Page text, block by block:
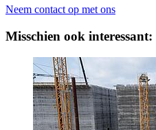
Neem contact op met ons
Misschien ook interessant: